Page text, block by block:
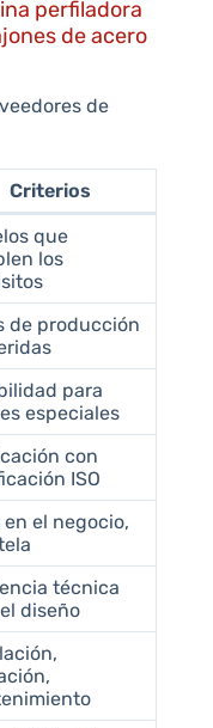
perfiladora
de acero
de
Criterios
que
los
de producción
para
especiales
con
ISO
en el negocio,
técnica
diseño